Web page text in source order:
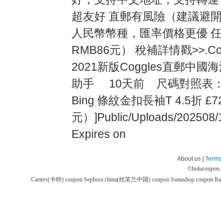
超友好 直郵有風險（建議避
人民幣幣種，匯率價格更優
RMB86元） 稅補詳情戳
2021新版Coggles直郵中
助手 10天前 尺碼對照表：
Bing 條紋金扣長袖T 4.5折
元）]Public/Uploads/
Expires on
About us |
©
Carters(卡特) coupon Sephora china(丝芙兰中国) coupon Jomashop coupon